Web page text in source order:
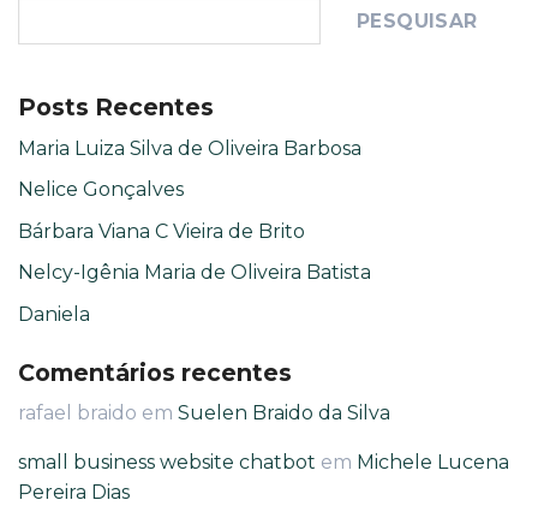
PESQUISAR
Posts Recentes
Maria Luiza Silva de Oliveira Barbosa
Nelice Gonçalves
Bárbara Viana C Vieira de Brito
Nelcy-Igênia Maria de Oliveira Batista
Daniela
Comentários recentes
rafael braido em Suelen Braido da Silva
small business website chatbot em Michele Lucena
Pereira Dias